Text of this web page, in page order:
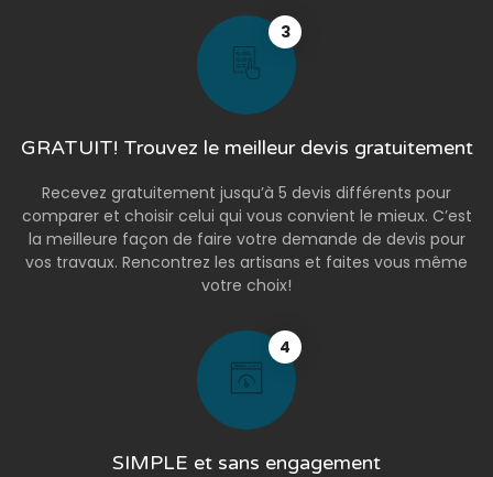
3
GRATUIT! Trouvez le meilleur devis gratuitement
Recevez gratuitement jusqu’à 5 devis différents pour
comparer et choisir celui qui vous convient le mieux. C’est
la meilleure façon de faire votre demande de devis pour
vos travaux. Rencontrez les artisans et faites vous même
votre choix!
4
SIMPLE et sans engagement